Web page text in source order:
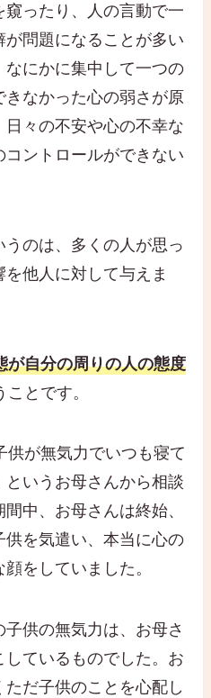
ったり、人の言動で一
問題になることが多い
にかに集中して一つの
きなかった心の弱さが原
日々の不安や心の不幸な
ントロールができない
うのは、多くの人が思っ
他人に対して与えま
が自分の周りの人の態度
ことです。
供が無気力でいつも寝て
いうお母さんから相談
中、お母さんは終始、
供を気遣い、本当に心の
をしていました。
供の無気力は、お母さ
ているものでした。お
だ子供のことを心配し